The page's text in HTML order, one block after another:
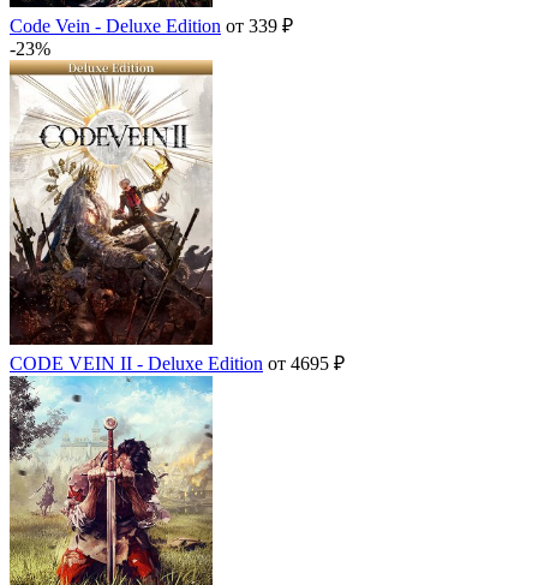
Code Vein - Deluxe Edition от 339 ₽
-23%
CODE VEIN II - Deluxe Edition от 4695 ₽